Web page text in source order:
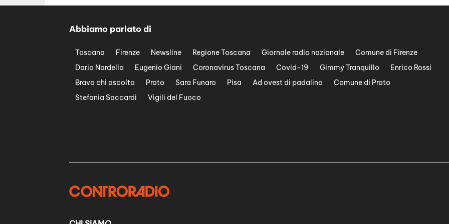
Abbiamo parlato di
Toscana Firenze Newsline Regione Toscana Giornale radio nazionale
Comune di Firenze
Dario Nardella
Eugenio Giani Coronavirus Toscana Covid-19 Gimmy Tranquillo
Enrico Rossi
Bravo chi ascolta
Prato Sara Funaro Pisa Ad ovest di padalino
Comune di Prato
Stefania Saccardi
Vigili del Fuoco